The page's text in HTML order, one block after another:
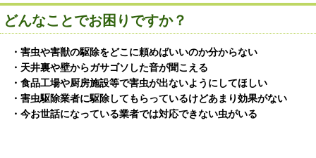
どんなことでお困りですか？
・害虫や害獣の駆除をどこに頼めばいいのか分からない
・天井裏や壁からガサゴソした音が聞こえる
・食品工場や厨房施設等で害虫が出ないようにしてほしい
・害虫駆除業者に駆除してもらっているけどあまり効果がない
・今お世話になっている業者では対応できない虫がいる